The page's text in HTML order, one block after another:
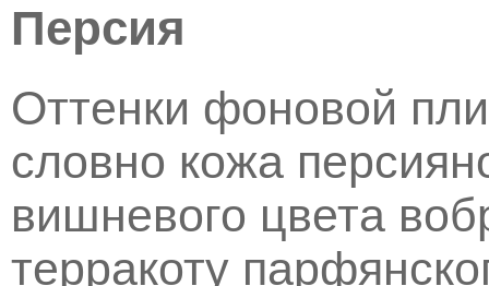
Персия
Оттенки фоновой
словно кожа
вишневого цвета
терракоту